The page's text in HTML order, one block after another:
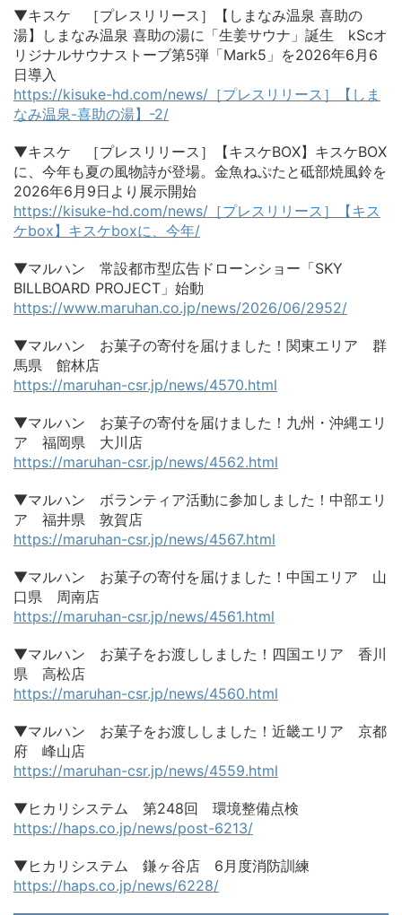
▼キスケ ［プレスリリース］【しまなみ温泉 喜助の
湯】しまなみ温泉 喜助の湯に「生姜サウナ」誕生 kScオ
リジナルサウナストーブ第5弾「Mark5」を2026年6月6
日導入
https://kisuke-hd.com/news/［プレスリリース］【しま
なみ温泉-喜助の湯】-2/
▼キスケ ［プレスリリース］【キスケBOX】キスケBOX
に、今年も夏の風物詩が登場。金魚ねぷたと砥部焼風鈴を
2026年6月9日より展示開始
https://kisuke-hd.com/news/［プレスリリース］【キス
ケbox】キスケboxに、今年/
▼マルハン 常設都市型広告ドローンショー「SKY
BILLBOARD PROJECT」始動
https://www.maruhan.co.jp/news/2026/06/2952/
▼マルハン お菓子の寄付を届けました！関東エリア 群
馬県 館林店
https://maruhan-csr.jp/news/4570.html
▼マルハン お菓子の寄付を届けました！九州・沖縄エリ
ア 福岡県 大川店
https://maruhan-csr.jp/news/4562.html
▼マルハン ボランティア活動に参加しました！中部エリ
ア 福井県 敦賀店
https://maruhan-csr.jp/news/4567.html
▼マルハン お菓子の寄付を届けました！中国エリア 山
口県 周南店
https://maruhan-csr.jp/news/4561.html
▼マルハン お菓子をお渡ししました！四国エリア 香川
県 高松店
https://maruhan-csr.jp/news/4560.html
▼マルハン お菓子をお渡ししました！近畿エリア 京都
府 峰山店
https://maruhan-csr.jp/news/4559.html
▼ヒカリシステム 第248回 環境整備点検
https://haps.co.jp/news/post-6213/
▼ヒカリシステム 鎌ヶ谷店 6月度消防訓練
https://haps.co.jp/news/6228/